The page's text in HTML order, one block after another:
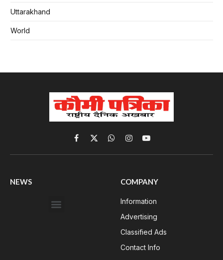
Uttarakhand
World
Facebook
X
(Twitter)
WhatsApp
InstagramYouTube
NEWS COMPANY
Information
Advertising
Classified Ads
Contact Info